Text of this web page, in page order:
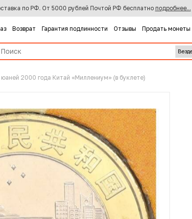
по РФ. От 5000 рублей Почтой РФ бесплатно подробнее...
Возврат Гарантия подлинности Отзывы Продать монеты
юаней 2000 года Китай «Миллениум» (в буклете)